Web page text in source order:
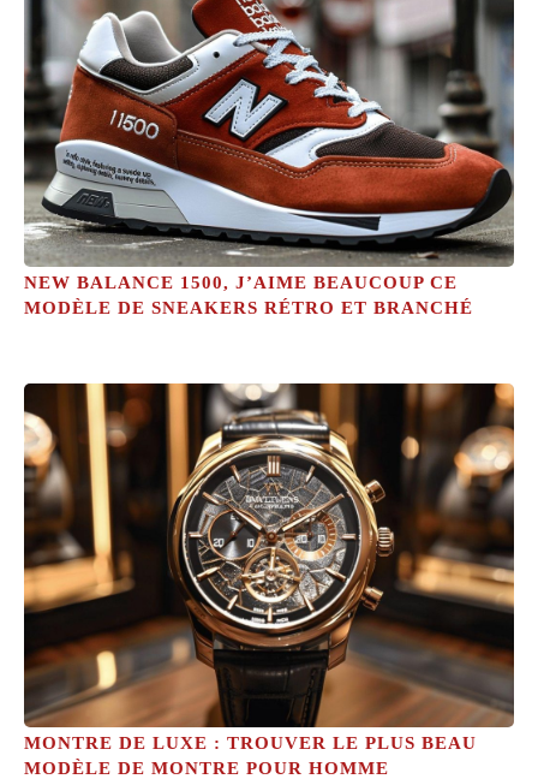
NEW BALANCE 1500, J’AIME BEAUCOUP CE
MODÈLE DE SNEAKERS RÉTRO ET BRANCHÉ
MONTRE DE LUXE : TROUVER LE PLUS BEAU
MODÈLE DE MONTRE POUR HOMME